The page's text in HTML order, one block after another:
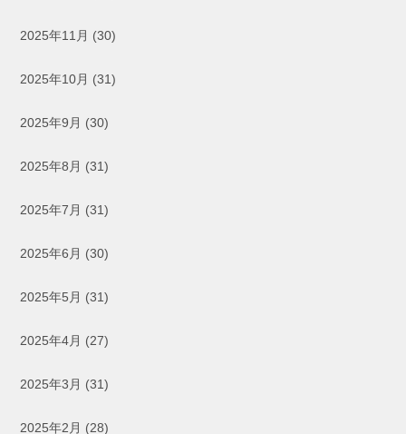
2025年11月 (30)
2025年10月 (31)
2025年9月 (30)
2025年8月 (31)
2025年7月 (31)
2025年6月 (30)
2025年5月 (31)
2025年4月 (27)
2025年3月 (31)
2025年2月 (28)